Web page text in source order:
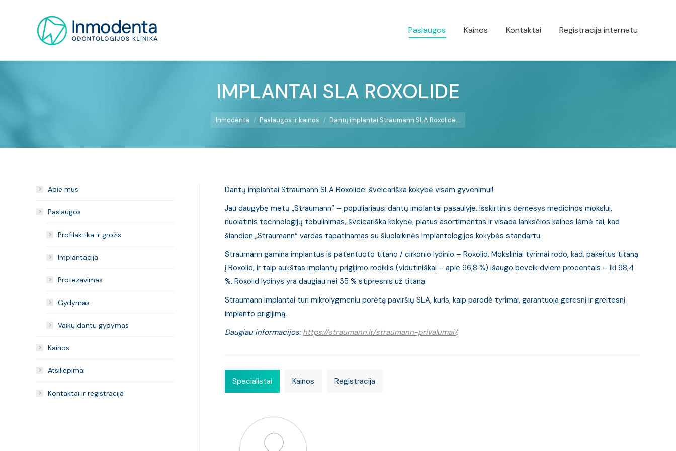
Paslaugos Kainos Kontaktai Registracija internetu
IMPLANTAI SLA ROXOLIDE
Inmodenta Paslaugos ir kainos Dantų implantai Straumann SLA Roxolide…
Dantų implantai Straumann SLA Roxolide: šveicariška kokybė visam gyvenimui!
Jau daugybę metų „Straumann“ – populiariausi dantų implantai pasaulyje. Išskirtinis dėmesys medicinos mokslui,
nuolatinis technologijų tobulinimas, šveicariška kokybė, platus asortimentas ir visada lanksčios kainos lėmė tai, kad
šiandien „Straumann“ vardas tapatinamas su šiuolaikinės implantologijos kokybės standartu.
Straumann gamina implantus iš patentuoto titano / cirkonio lydinio – Roxolid. Moksliniai tyrimai rodo, kad, pakeitus titaną
į Roxolid, ir taip aukštas implantų prigijimo rodiklis (vidutiniškai – apie 96,8 %) išaugo beveik dviem procentais – iki 98,4
%. Roxolid lydinys yra daugiau nei 35 % stipresnis už titaną.
Straumann implantai turi mikrolygmeniu porėtą paviršių SLA, kuris, kaip parodė tyrimai, garantuoja geresnį ir greitesnį
implanto prigijimą.
Daugiau informacijos: https://straumann.lt/straumann-privalumai/.
Specialistai Kainos Registracija
Apie mus
Paslaugos
Profilaktika ir grožis
Implantacija
Protezavimas
Gydymas
Vaikų dantų gydymas
Kainos
Atsiliepimai
Kontaktai ir registracija